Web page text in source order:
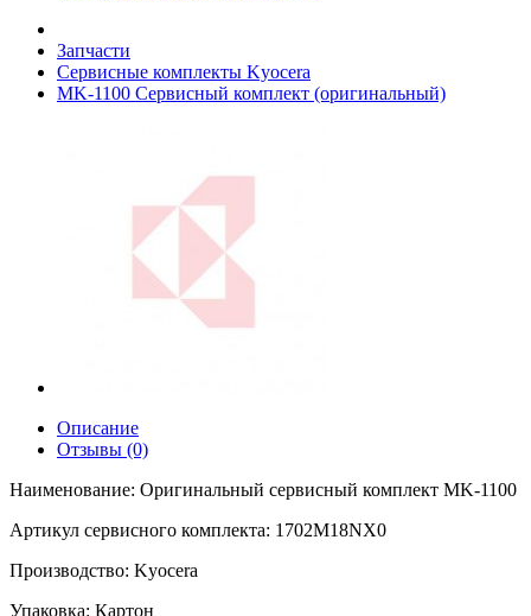
Запчасти
Сервисные комплекты Kyocera
MK-1100 Сервисный комплект (оригинальный)
Описание
Отзывы (0)
Наименование: Оригинальный сервисный комплект MK-1100
Артикул сервисного комплекта: 1702M18NX0
Производство: Kyocera
Упаковка: Картон